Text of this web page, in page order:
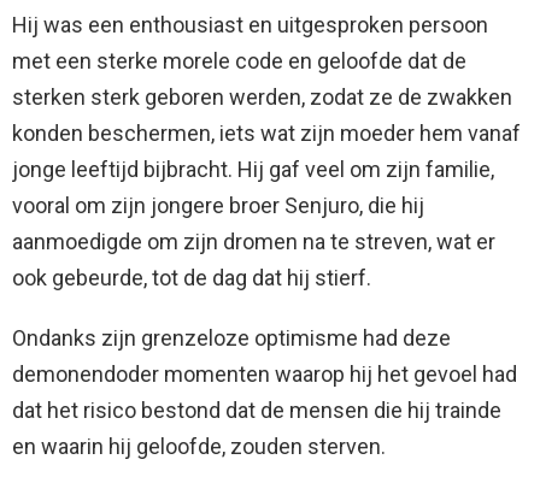
Hij was een enthousiast en uitgesproken persoon
met een sterke morele code en geloofde dat de
sterken sterk geboren werden, zodat ze de zwakken
konden beschermen, iets wat zijn moeder hem vanaf
jonge leeftijd bijbracht. Hij gaf veel om zijn familie,
vooral om zijn jongere broer Senjuro, die hij
aanmoedigde om zijn dromen na te streven, wat er
ook gebeurde, tot de dag dat hij stierf.
Ondanks zijn grenzeloze optimisme had deze
demonendoder momenten waarop hij het gevoel had
dat het risico bestond dat de mensen die hij trainde
en waarin hij geloofde, zouden sterven.